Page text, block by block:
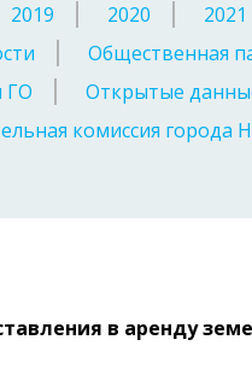
2019 2020 2021
Общественная
ГО
Открытые
комиссия города
в аренду